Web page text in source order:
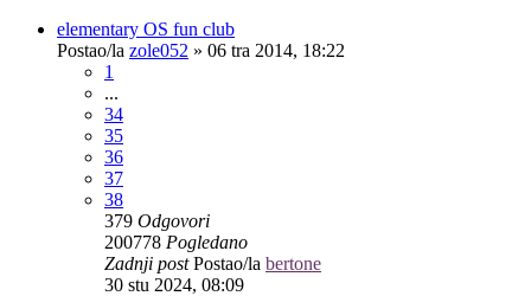
elementary OS fun club
Postao/la zole052 » 06 tra 2014, 18:22
1
...
34
35
36
37
38
379 Odgovori
200778 Pogledano
Zadnji postPostao/la bertone
30 stu 2024, 08:09